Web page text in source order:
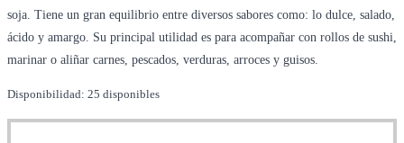
soja. Tiene un gran equilibrio entre diversos sabores como: lo dulce, salado,
ácido y amargo. Su principal utilidad es para acompañar con rollos de sushi,
marinar o aliñar carnes, pescados, verduras, arroces y guisos.
Disponibilidad: 25 disponibles